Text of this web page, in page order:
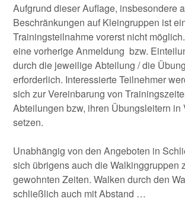
Aufgrund dieser Auflage, insbesondere
Beschränkungen auf Kleingruppen ist
Trainingsteilnahme vorerst nicht
eine vorherige Anmeldung bzw.
durch die jeweilige Abteilung / die
erforderlich. Interessierte Teilnehmer
sich zur Vereinbarung von
Abteilungen bzw, ihren Übungsleitern in
setzen.
Unabhängig von den Angeboten in
sich übrigens auch die Walkinggruppen
gewohnten Zeiten. Walken durch den
schließlich auch mit Abstand …